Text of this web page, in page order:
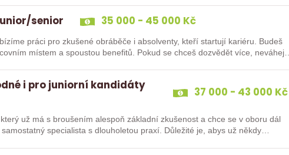
senior 35 000 - 45 000 Kč
práci pro zkušené obráběče i absolventy, kteří startují kariéru. Budeš
vybaven moderním pracovním místem a spoustou benefitů. Pokud se chceš dozvědět více, neváhej…
i pro juniorní kandidáty
37 000 - 43 000 Kč
už má s broušením alespoň základní zkušenost a chce se v oboru dál